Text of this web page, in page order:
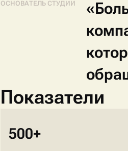
ОСНОВАТЕЛЬ СТУДИИ
Показатели
500+